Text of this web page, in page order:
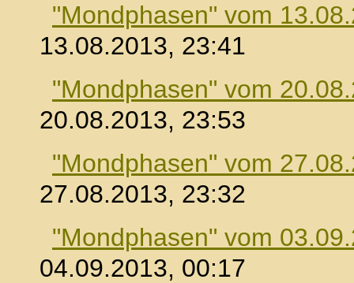
"Mondphasen" vom
13.08.2013, 23:41
"Mondphasen" vom
20.08.2013, 23:53
"Mondphasen" vom
27.08.2013, 23:32
"Mondphasen" vom
04.09.2013, 00:17